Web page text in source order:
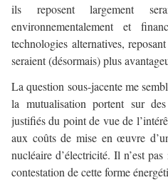
ils reposent largement
environnementalement et
technologies alternatives,
seraient (désormais) plus
La question sous-jacente me
la mutualisation portent sur
justifiés du point de vue de
aux coûts de mise en œuvre
nucléaire d’électricité. Il n’est
contestation de cette forme